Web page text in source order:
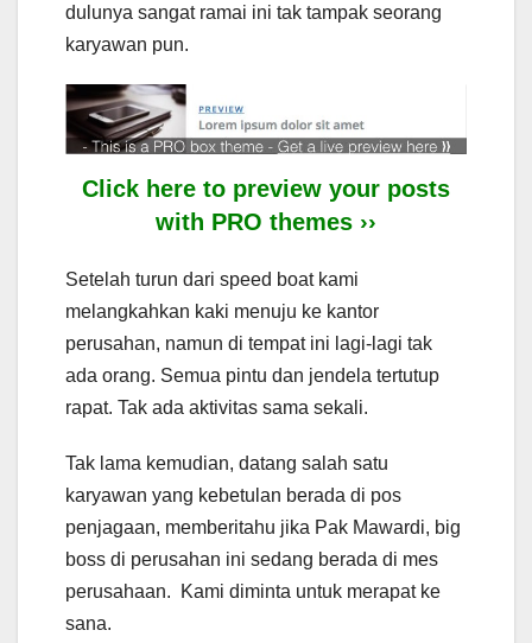
dulunya sangat ramai ini tak tampak seorang
karyawan pun.
Click here to preview your posts
with PRO themes ››
Setelah turun dari speed boat kami
melangkahkan kaki menuju ke kantor
perusahan, namun di tempat ini lagi-lagi tak
ada orang. Semua pintu dan jendela tertutup
rapat. Tak ada aktivitas sama sekali.
Tak lama kemudian, datang salah satu
karyawan yang kebetulan berada di pos
penjagaan, memberitahu jika Pak Mawardi, big
boss di perusahan ini sedang berada di mes
perusahaan. Kami diminta untuk merapat ke
sana.